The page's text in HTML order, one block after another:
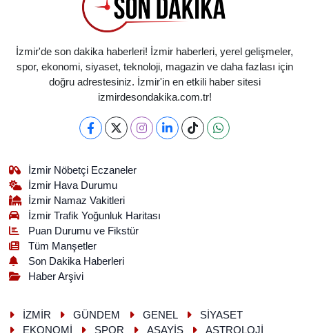
İzmir'de son dakika haberleri! İzmir haberleri, yerel gelişmeler,
spor, ekonomi, siyaset, teknoloji, magazin ve daha fazlası için
doğru adrestesiniz. İzmir'in en etkili haber sitesi
izmirdesondakika.com.tr!
İzmir Nöbetçi Eczaneler
İzmir Hava Durumu
İzmir Namaz Vakitleri
İzmir Trafik Yoğunluk Haritası
Puan Durumu ve Fikstür
Tüm Manşetler
Son Dakika Haberleri
Haber Arşivi
İZMİR GÜNDEM GENEL
SİYASET
EKONOMİ
SPOR ASAYİŞ ASTROLOJİ